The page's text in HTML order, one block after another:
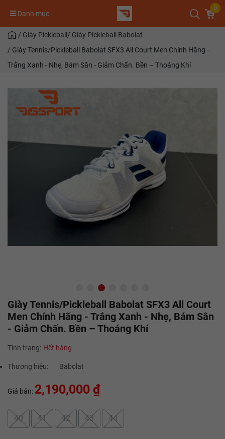
Danh mục
0
/ Giày Pickleball / Giày Pickleball Babolat
/ Giày Tennis/Pickleball Babolat SFX3 All Court Men Chính Hãng -
Trắng Xanh - Nhẹ, Bám Sân - Giảm Chấn. Bền – Thoáng Khí
Giày Tennis/Pickleball Babolat SFX3 All Court
Men Chính Hãng - Trắng Xanh - Nhẹ, Bám Sân
- Giảm Chấn. Bền – Thoáng Khí
Tình trạng: Hết hàng
Thương hiệu: Babolat
Giá bán: 2,190,000 ₫
40 41 42 43 44